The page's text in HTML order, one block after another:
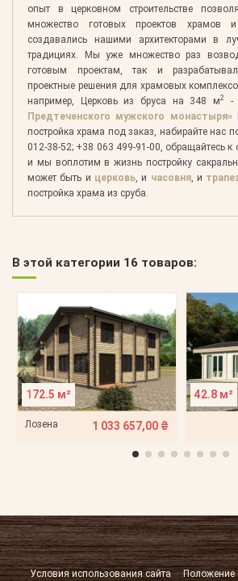
опыт в церковном строительстве
множество готовых проектов храмов
создавались нашими архитекторами в
традициях. Мы уже множество раз
готовым проектам, так и
проектные решения для храмовых
например, Церковь из бруса на 348 м2
Предтеченского мужского монастыря»
постройка храма под заказ, набирайте нас
012-38-52; +38 063 499-91-00, обращайтесь к
и мы воплотим в жизнь постройку
может быть и церковь, и часовня, и
постройка храма из сруба.
В этой категории 16 товаров:
172.5 м²
Лозена 1 033 657,00 ₴
42.8 м²
Условия использования сайта Положение